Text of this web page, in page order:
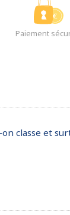
Paiement
classe et